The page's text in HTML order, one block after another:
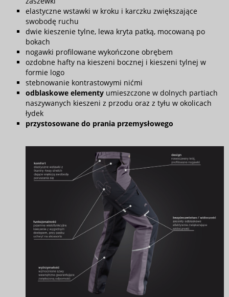
elastyczne wstawki w kroku i karczku zwiększające
swobodę ruchu
dwie kieszenie tylne, lewa kryta patką, mocowaną po
bokach
nogawki profilowane wykończone obrębem
ozdobne hafty na kieszeni bocznej i kieszeni tylnej w
formie logo
stebnowanie kontrastowymi nićmi
odblaskowe elementy umieszczone w dolnych partiach
naszywanych kieszeni z przodu oraz z tyłu w okolicach
łydek
przystosowane do prania przemysłowego